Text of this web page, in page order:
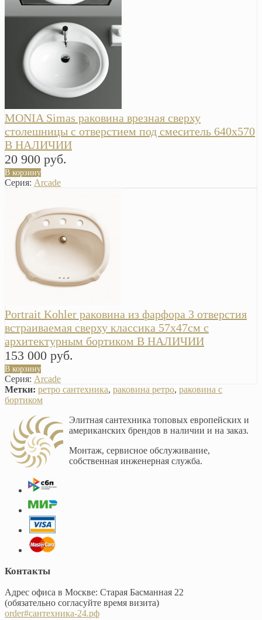
MONIA Simas раковина врезная сверху
столешницы с отверстием под смеситель 640x570
В НАЛИЧИИ
20 900 руб.
В корзину
Серия: Arcade
Portrait Kohler раковина из фарфора 3 отверстия
встраиваемая сверху классика 57х47см с
архитектурным бортиком В НАЛИЧИИ
153 000 руб.
В корзину
Серия: Arcade
Метки: ретро сантехника, раковина ретро, раковина с
бортиком
Элитная сантехника топовых европейских и
американских брендов в наличии и на заказ.
Монтаж, сервисное обслуживание,
собственная инженерная служба.
Контакты
Адрес офиса в Москве: Старая Басманная 22
(обязательно согласуйте время визита)
order#сантехника-24.рф